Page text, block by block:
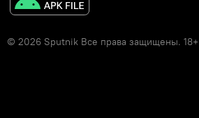
© 2026 Sputnik Все права защищены. 18+